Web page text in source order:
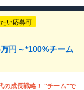
い応募可
円～*100%チーム
の成長戦略！ "チーム"で